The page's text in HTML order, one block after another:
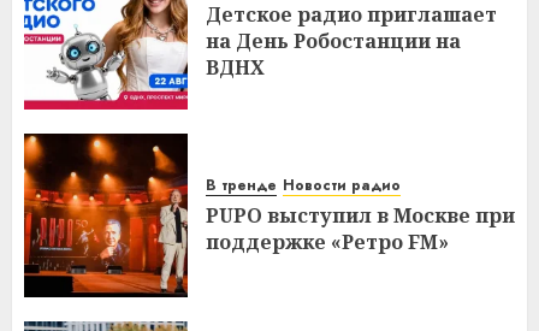
Детское радио приглашает
на День Робостанции на
ВДНХ
В тренде Новости радио
PUPO выступил в Москве при
поддержке «Ретро FM»